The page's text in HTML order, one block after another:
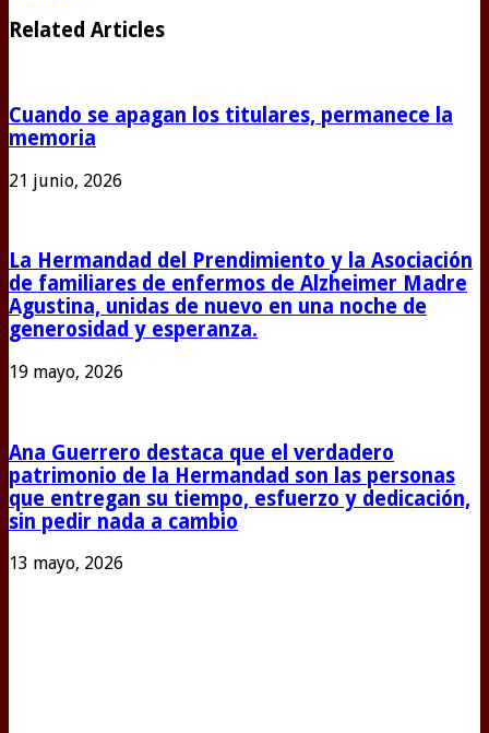
Related Articles
Cuando se apagan los titulares, permanece la
memoria
21 junio, 2026
La Hermandad del Prendimiento y la Asociación
de familiares de enfermos de Alzheimer Madre
Agustina, unidas de nuevo en una noche de
generosidad y esperanza.
19 mayo, 2026
Ana Guerrero destaca que el verdadero
patrimonio de la Hermandad son las personas
que entregan su tiempo, esfuerzo y dedicación,
sin pedir nada a cambio
13 mayo, 2026